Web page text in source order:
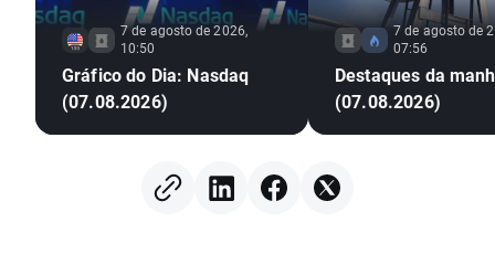
7 de agosto de 2026,
10:50
Gráfico do Dia: Nasdaq
(07.08.2026)
7 de agosto de
07:56
Destaques da
(07.08.2026)